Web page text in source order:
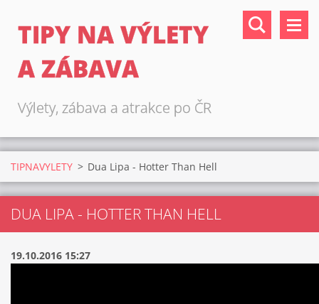
TIPY NA VÝLETY
A ZÁBAVA
Výlety, zábava a atrakce po ČR
TIPNAVYLETY > Dua Lipa - Hotter Than Hell
DUA LIPA - HOTTER THAN HELL
19.10.2016 15:27